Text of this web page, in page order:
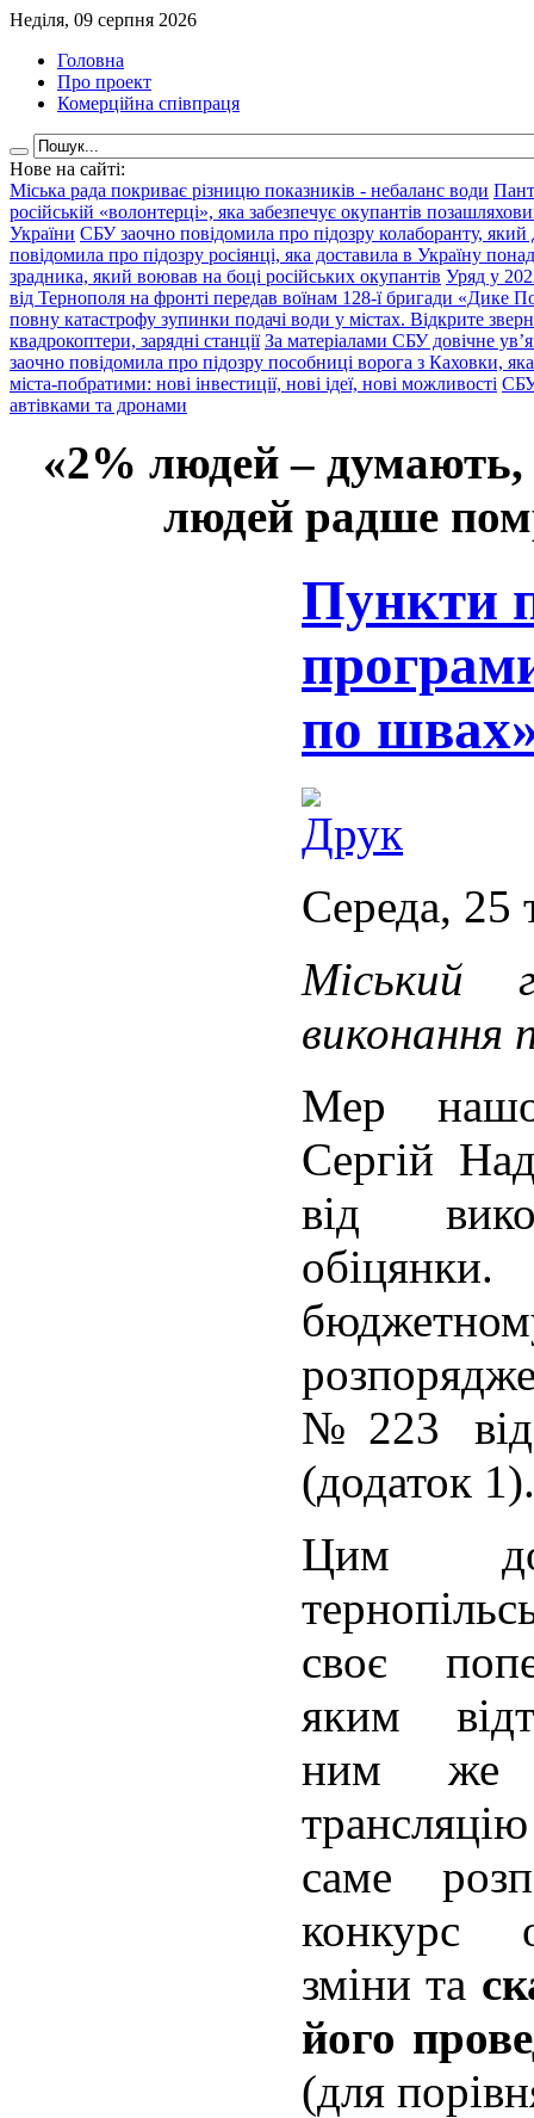
Неділя, 09 серпня 2026
Головна
Про проект
Комерційна співпраця
Нове на сайті:
Міська рада покриває різницю показників - небаланс води
російській «волонтерці», яка забезпечує окупантів
України СБУ заочно повідомила про підозру колаборанту,
повідомила про підозру росіянці, яка доставила в Україну
зрадника, який воював на боці російських окупантів Уряд у
від Тернополя на фронті передав воїнам 128-ї бригади «Дике
повну катастрофу зупинки подачі води у містах. Відкрите
квадрокоптери, зарядні станції За матеріалами СБУ довічне
заочно повідомила про підозру пособниці ворога з Каховки,
міста-побратими: нові інвестиції, нові ідеї, нові можливості СБУ
автівками та дронами
«2% людей –
людей радше
Пункти
по
Середа, 25
Міський
виконання
Мер
Сергій
від
№223 від
(додаток
Цим
своє
яким
ним же
саме
конкурс
зміни та
його
(для